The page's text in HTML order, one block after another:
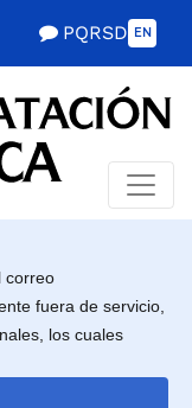
PQRSD EN
correo
fuera de servicio,
los cuales